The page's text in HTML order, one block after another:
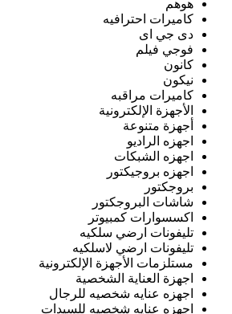
هوهم
كاميرات احترافيه
دى جي اى
فوجي فيلم
كانون
نيكون
كاميرات مراقبه
الأجهزة الإلكترونية
أجهزة متنوعة
اجهزه الراديو
اجهزه الشبكات
اجهزه بروجيكتور
بروجكتور
شاشات البروجكتور
اكسسوارات كمبيوتر
تليفونات ارضي سلكيه
تليفونات ارضي لاسلكيه
مستلزمات الأجهزة الإلكترونية
اجهزة العناية الشخصية
اجهزه عنايه شخصيه للرجال
اجهزه عنايه شخصيه للسيدات